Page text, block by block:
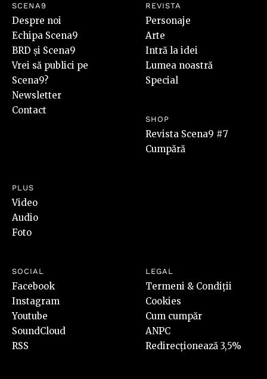
SCENA9
Despre noi
Echipa Scena9
BRD și Scena9
Vrei să publici pe
Scena9?
Newsletter
Contact
REVISTA
Personaje
Arte
Intră la idei
Lumea noastră
Special
SHOP
Revista Scena9 #7
Cumpără
PLUS
Video
Audio
Foto
SOCIAL
Facebook
Instagram
Youtube
SoundCloud
RSS
LEGAL
Termeni & Condiții
Cookies
Cum cumpăr
ANPC
Redirecționează 3,5%